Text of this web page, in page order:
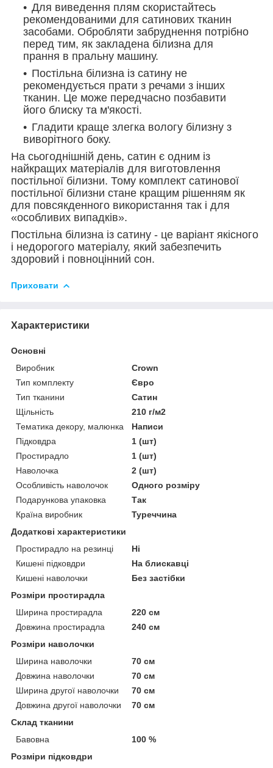
Для виведення плям скористайтесь
рекомендованими для сатинових тканин
засобами. Обробляти забруднення потрібно
перед тим, як закладена білизна для
прання в пральну машину.
Постільна білизна із сатину не
рекомендується прати з речами з інших
тканин. Це може передчасно позбавити
його блиску та м'якості.
Гладити краще злегка вологу білизну з
виворітного боку.
На сьогоднішній день, сатин є одним із
найкращих матеріалів для виготовлення
постільної білизни. Тому комплект сатинової
постільної білизни стане кращим рішенням як
для повсякденного використання так і для
«особливих випадків».
Постільна білизна із сатину - це варіант якісного
і недорогого матеріалу, який забезпечить
здоровий і повноцінний сон.
Приховати
Характеристики
Основні
Виробник
Crown
Тип комплекту
Євро
Тип тканини
Сатин
Щільність
210 г/м2
Тематика декору, малюнка
Написи
Підковдра
1 (шт)
Простирадло
1 (шт)
Наволочка
2 (шт)
Особливість наволочок
Одного розміру
Подарункова упаковка
Так
Країна виробник
Туреччина
Додаткові характеристики
Простирадло на резинці
Ні
Кишені підковдри
На блискавці
Кишені наволочки
Без застібки
Розміри простирадла
Ширина простирадла
220 см
Довжина простирадла
240 см
Розміри наволочки
Ширина наволочки
70 см
Довжина наволочки
70 см
Ширина другої наволочки
70 см
Довжина другої наволочки
70 см
Склад тканини
Бавовна
100 %
Розміри підковдри